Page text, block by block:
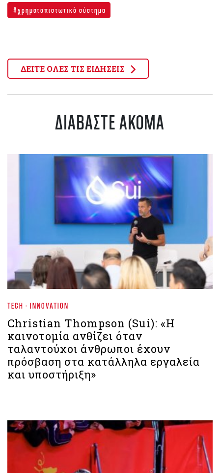
χρηματοπιστωτικό σύστημα
ΔΕΙΤΕ ΟΛΕΣ ΤΙΣ ΕΙΔΗΣΕΙΣ
ΔΙΑΒΑΣΤΕ ΑΚΟΜΑ
TECH - INNOVATION
Christian Thompson (Sui): «Η
καινοτομία ανθίζει όταν
ταλαντούχοι άνθρωποι έχουν
πρόσβαση στα κατάλληλα εργαλεία
και υποστήριξη»